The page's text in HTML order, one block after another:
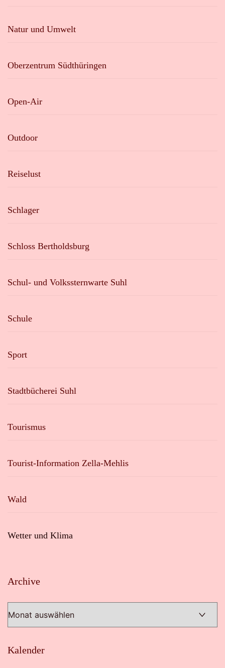
Natur und Umwelt
Oberzentrum Südthüringen
Open-Air
Outdoor
Reiselust
Schlager
Schloss Bertholdsburg
Schul- und Volkssternwarte Suhl
Schule
Sport
Stadtbücherei Suhl
Tourismus
Tourist-Information Zella-Mehlis
Wald
Wetter und Klima
Archive
Kalender